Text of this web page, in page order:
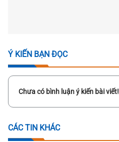
Ý KIẾN BẠN ĐỌC
Chưa có bình luận ý kiến bài viết!
CÁC TIN KHÁC